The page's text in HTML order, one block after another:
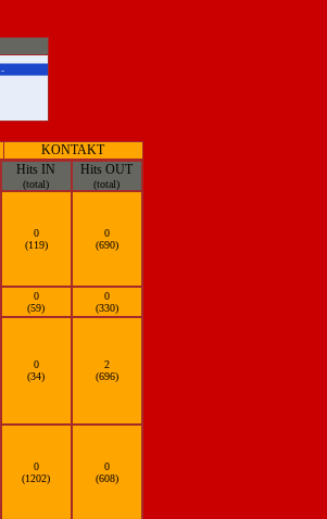
KONTAKT
Hits IN
(total)
Hits OUT
(total)
0
(119)
0
(690)
0
(59)
0
(330)
0
(34)
2
(696)
0
(1202)
0
(608)